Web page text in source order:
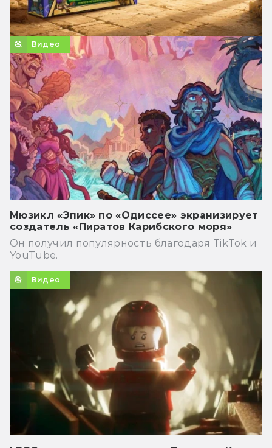
Видео
Мюзикл «Эпик» по «Одиссее» экранизирует
создатель «Пиратов Карибского моря»
Он получил популярность благодаря TikTok и
YouTube.
Видео